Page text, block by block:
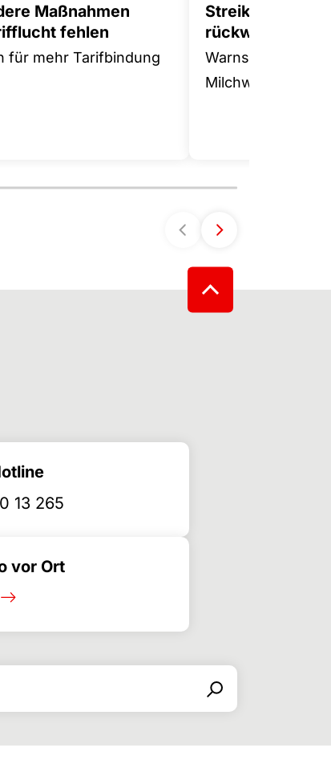
Maßnahmen
fehlen
für mehr Tarifbindung
Streikwelle
rückwärts
Warnstreik in der
Milchwirtschaft
13 265
vor Ort
Search